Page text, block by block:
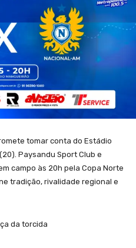
tomar conta do Estádio
Paysandu Sport Club e
campo às 20h pela Copa Norte
tradição, rivalidade regional e
da torcida